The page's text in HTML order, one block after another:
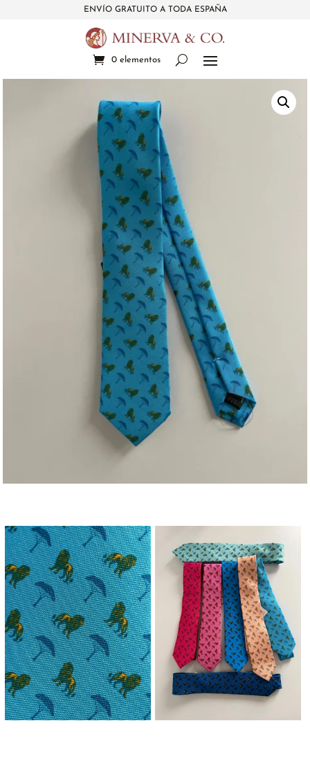
ENVÍO GRATUITO A TODA ESPAÑA
0 elementos